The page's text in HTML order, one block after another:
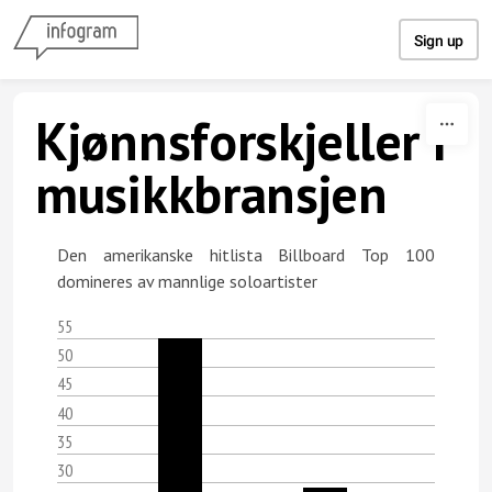
Sign up
Kjønnsforskjeller i
musikkbransjen
Den amerikanske hitlista Billboard Top 100
domineres av mannlige soloartister
55
50
45
40
35
30